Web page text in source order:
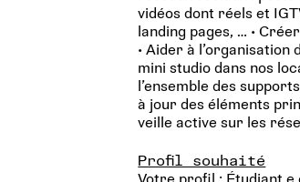
vidéos dont réels et
landing pages, … •
• Aider à l’organisation
mini studio dans nos
l’ensemble des
à jour des éléments
veille active sur les
Profil souhaité
Votre profil : Étudiant.e